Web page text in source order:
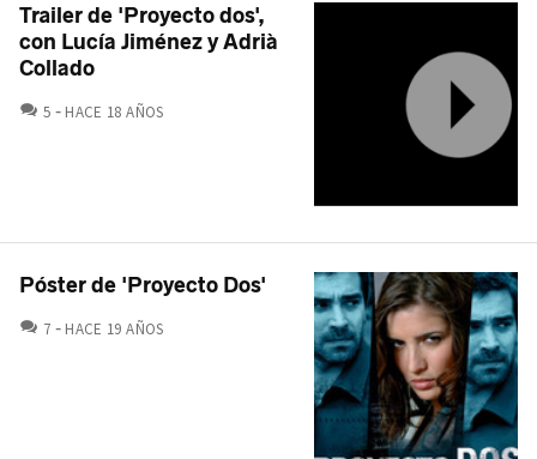
Trailer de 'Proyecto dos',
con Lucía Jiménez y Adrià
Collado
5 COMENTARIOS
HACE 18 AÑOS
Póster de 'Proyecto Dos'
7 COMENTARIOS
HACE 19 AÑOS